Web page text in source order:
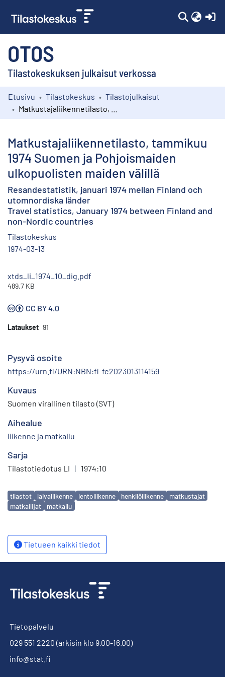
OTOS
Tilastokeskuksen julkaisut verkossa
Kokoelmat
Etusivu Tilastokeskus
Tilastojulkaisut
Matkustajaliikennetilasto, tammikuu
1974 Suomen ja Pohjoismaiden
ulkopuolisten maiden välillä
Resandestatistik, januari 1974 mellan Finland och
utomnordiska länder
Travel statistics, January 1974 between Finland and
non-Nordic countries
Tilastokeskus
1974-03-13
xtds_li_1974_10_dig.pdf
489.7 KB
CC BY 4.0
Lataukset 91
Pysyvä osoite
https://urn.fi/URN:NBN:fi-fe2023013114159
Kuvaus
Suomen virallinen tilasto (SVT)
Aihealue
liikenne ja matkailu
Sarja
Tilastotiedotus LI | 1974:10
Avainsanat
tilastot laivaliikenne lentoliikenne henkilöliikenne
matkustajat
matkailijat
matkailu
Tietueen kaikki tiedot
Tietopalvelu
029 551 2220 (arkisin klo 9.00-16.00)
info@stat.fi